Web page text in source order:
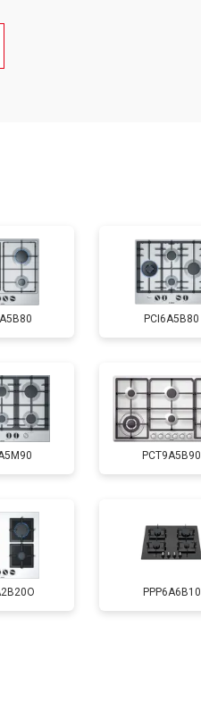
мин
PCI6A5B80
PCT9A5B90
PPP6A6B10